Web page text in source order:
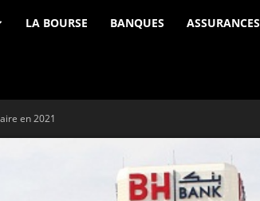
LA BOURSE BANQUES ASSURANCES
en 2021